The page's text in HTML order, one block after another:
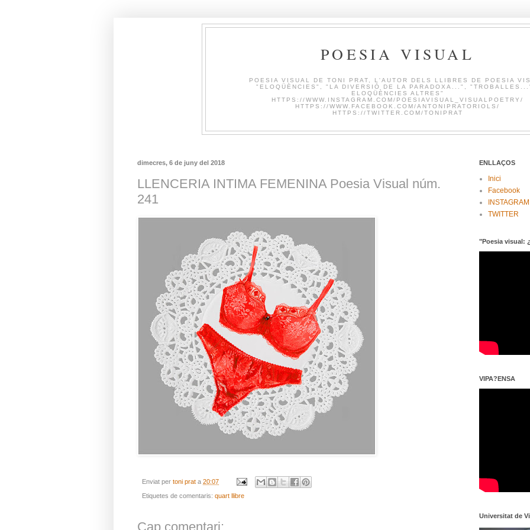
POESIA VISUAL
POESIA VISUAL DE TONI PRAT, L'AUTOR DELS LLIBRES DE POESIA
"ELOQÜÈNCIES", "LA DIVERSIÓ DE LA PARADOXA...",
ELOQÜÈNCIES ALTRES"
HTTPS://WWW.INSTAGRAM.COM/POESIAVISUAL_VISUALPOETRY/
HTTPS://WWW.FACEBOOK.COM/ANTONIPRATORIOLS/
HTTPS://TWITTER.COM/TONIPRAT
dimecres, 6 de juny del 2018
LLENCERIA INTIMA FEMENINA Poesia Visual núm.
241
Enviat per toni prat a 20:07
Etiquetes de comentaris: quart llibre
Cap comentari:
ENLLAÇOS
Inici
Facebook
INSTAGRAM
TWITTER
"Poesia visual:
VIPA?ENSA
Universitat de